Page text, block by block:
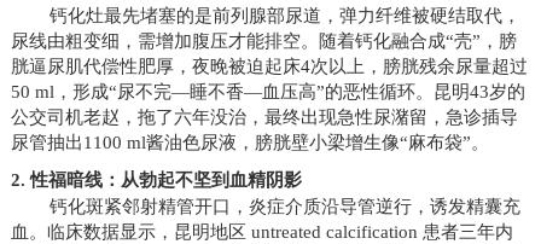
钙化灶最先堵塞的是前列腺部尿道，弹力纤维被硬结取代，
尿线由粗变细，需增加腹压才能排空。随着钙化融合成“壳”，膀
胱逼尿肌代偿性肥厚，夜晚被迫起床4次以上，膀胱残余尿量超过
50 ml，形成“尿不完—睡不香—血压高”的恶性循环。昆明43岁的
公交司机老赵，拖了六年没治，最终出现急性尿潴留，急诊插导
尿管抽出1100 ml酱油色尿液，膀胱壁小梁增生像“麻布袋”。
2. 性福暗线：从勃起不坚到血精阴影
钙化斑紧邻射精管开口，炎症介质沿导管逆行，诱发精囊充
血。临床数据显示，昆明地区 untreated calcification 患者三年内